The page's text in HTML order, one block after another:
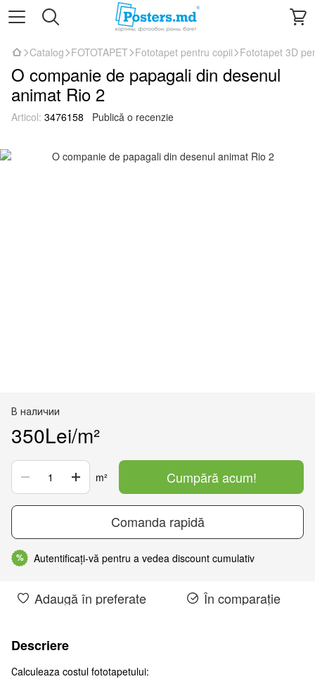
Catalog FOTOTAPET Fototapet pentru copii Fototapet 3D
O companie de papagali din desenul
animat Rio 2
Articol: 3476158 Publică o recenzie
В наличии
350Lei/m²
m² Cumpără acum!
Comanda rapidă
% Autentificați-vă pentru a vedea discount cumulativ
Adaugă în preferate În comparație
Descriere
Сalculeaza costul fototapetului: